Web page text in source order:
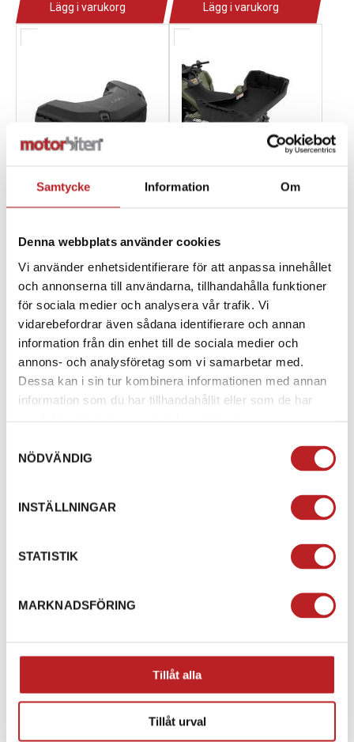
Samtycke Information Om
Denna webbplats använder cookies
Vi använder enhetsidentifierare för att anpassa innehållet
och annonserna till användarna, tillhandahålla funktioner
för sociala medier och analysera vår trafik. Vi
vidarebefordrar även sådana identifierare och annan
information från din enhet till de sociala medier och
annons- och analysföretag som vi samarbetar med.
Dessa kan i sin tur kombinera informationen med annan
information som du har tillhandahållit eller som de har
NÖDVÄNDIG
INSTÄLLNINGAR
STATISTIK
MARKNADSFÖRING
Tillåt alla
Tillåt urval
Lägg i varukorg Lägg i varukorg
35liter
1002978715006998
8 390,00 kr
Lägg i varukorg
7 990,00 kr
4-10 dagar
Lägg i varukorg
715009240
3 590,00 kr
Lägg i varukorg
Förvaringskorg 90liter
3 390,00 kr
Ej i lager
Lägg i varukorg